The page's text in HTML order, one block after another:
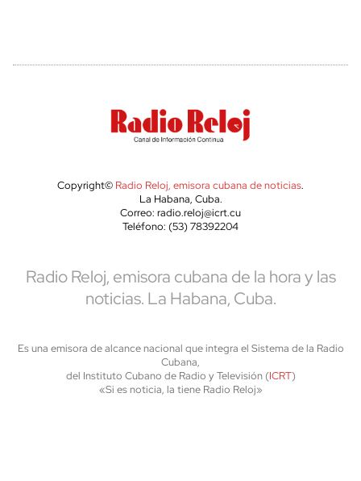
Copyright© Radio Reloj, emisora cubana de noticias.
La Habana, Cuba.
Correo: radio.reloj@icrt.cu
Teléfono: (53) 78392204
Radio Reloj, emisora cubana de la hora y las
noticias. La Habana, Cuba.
Es una emisora de alcance nacional que integra el Sistema de la Radio
Cubana,
del Instituto Cubano de Radio y Televisión (ICRT)
«Si es noticia, la tiene Radio Reloj»